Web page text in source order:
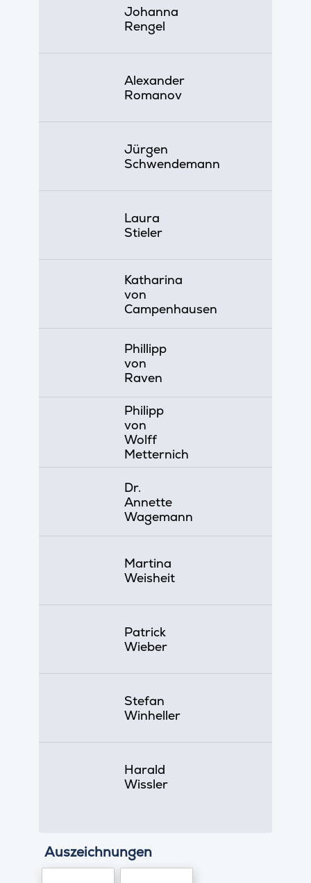
Johanna
Rengel
Alexander
Romanov
Jürgen
Schwendemann
Laura
Stieler
Katharina
von
Campenhausen
Phillipp
von
Raven
Philipp
von
Wolff
Metternich
Dr.
Annette
Wagemann
Martina
Weisheit
Patrick
Wieber
Stefan
Winheller
Harald
Wissler
Auszeichnungen